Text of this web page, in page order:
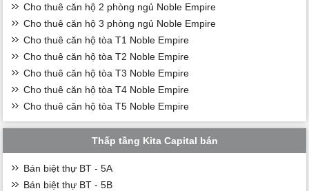
Cho thuê căn hộ 2 phòng ngủ Noble Empire
Cho thuê căn hộ 3 phòng ngủ Noble Empire
Cho thuê căn hộ tòa T1 Noble Empire
Cho thuê căn hộ tòa T2 Noble Empire
Cho thuê căn hộ tòa T3 Noble Empire
Cho thuê căn hộ tòa T4 Noble Empire
Cho thuê căn hộ tòa T5 Noble Empire
Thấp tầng Kita Capital bán
Bán biệt thự BT - 5A
Bán biệt thự BT - 5B